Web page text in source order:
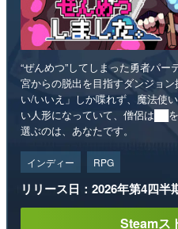
“ぜんめつ”してしまった勇者パ
宮からの脱出を目指すダンジョ
い/いいえ」しか喋れず、魔法使
い人形になっていて、僧侶は██
選ぶのは、あなたです。
インディー RPG
リリース日：2026年第4四半
Steamス